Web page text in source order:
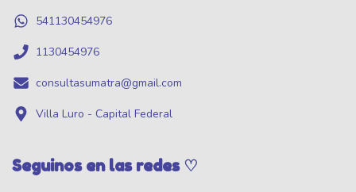
541130454976
1130454976
consultasumatra@gmail.com
Villa Luro - Capital Federal
Seguinos en las redes ♡